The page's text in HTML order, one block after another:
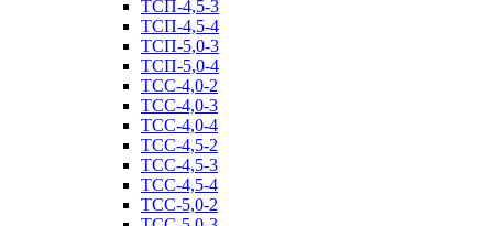
ТСП-4,5-3
ТСП-4,5-4
ТСП-5,0-3
ТСП-5,0-4
ТСС-4,0-2
ТСС-4,0-3
ТСС-4,0-4
ТСС-4,5-2
ТСС-4,5-3
ТСС-4,5-4
ТСС-5,0-2